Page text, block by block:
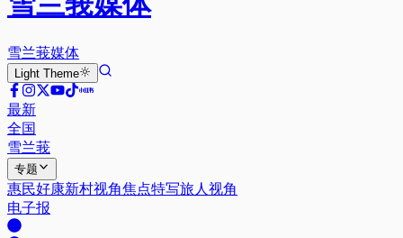
雪兰莪媒体
Light Theme
最新
全国
雪兰莪
专题
惠民好康新村视角焦点特写旅人视角
电子报